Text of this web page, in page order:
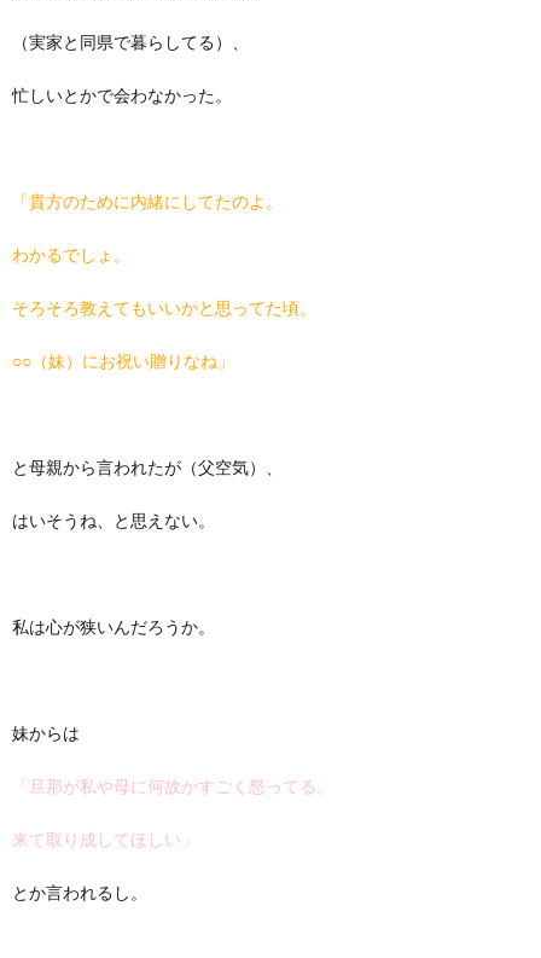
（実家と同県で暮らしてる）、
忙しいとかで会わなかった。
「貴方のために内緒にしてたのよ。
わかるでしょ。
そろそろ教えてもいいかと思ってた頃。
○○（妹）にお祝い贈りなね」
と母親から言われたが（父空気）、
はいそうね、と思えない。
私は心が狭いんだろうか。
妹からは
「旦那が私や母に何故かすごく怒ってる。
来て取り成してほしい」
とか言われるし。